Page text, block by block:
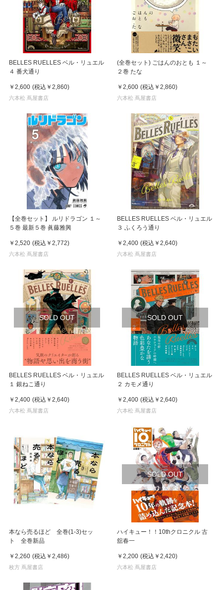
BELLES RUELLES ベル・リュエル
４ 番犬通り
￥2,600 (税込 ￥2,860)
六本松 蔦屋書店
(全巻セット) ごはんのおとも １～
２巻 たな
￥2,600 (税込 ￥2,860)
六本松 蔦屋書店
【全巻セット】 ルリドラゴン １～
５巻 最新５巻 眞藤雅興
￥2,520 (税込 ￥2,772)
六本松 蔦屋書店
BELLES RUELLES ベル・リュエル
３ ふくろう通り
￥2,400 (税込 ￥2,640)
六本松 蔦屋書店
SOLD OUT
BELLES RUELLES ベル・リュエル
１ 銀ねこ通り
￥2,400 (税込 ￥2,640)
六本松 蔦屋書店
SOLD OUT
BELLES RUELLES ベル・リュエル
２ カモメ通り
￥2,400 (税込 ￥2,640)
六本松 蔦屋書店
本なら売るほど 全巻(1-3)セッ
ト 全巻新品
￥2,260 (税込 ￥2,486)
枚方 蔦屋書店
SOLD OUT
ハイキュー！！10thクロニクル 古
舘春一
￥2,200 (税込 ￥2,420)
六本松 蔦屋書店